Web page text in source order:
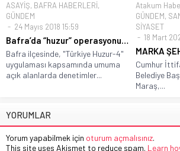
ASAYİŞ, BAFRA HABERLERİ,
GÜNDEM
24 Mayıs 2018 15:59
Bafra’da “huzur” operasyonu…
Bafra ilçesinde, "Türkiye Huzur-4"
uygulaması kapsamında umuma
açık alanlarda denetimler...
Atakum
GÜNDEM,
SİYASET
18 Mart
MARKA
Cumhur
Belediye
Maraş,...
YORUMLAR
Yorum yapabilmek için oturum açmalısınız.
This site uses Akismet to reduce spam. Learn